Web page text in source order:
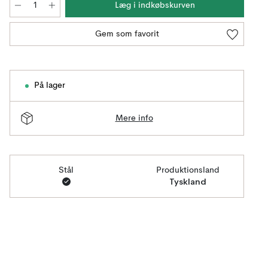
Læg i indkøbskurven
Gem som favorit
På lager
Mere info
Stål Produktionsland
Tyskland